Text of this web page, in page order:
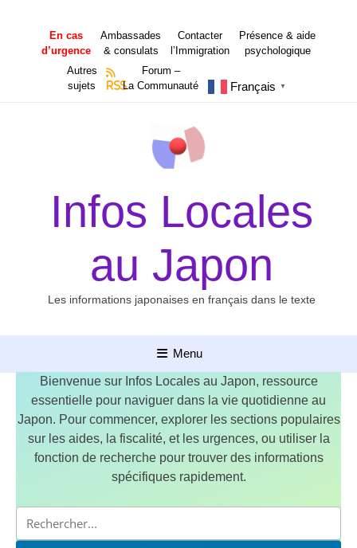
contenu
En cas
d’urgence
Ambassades
& consulats
Contacter
l’Immigration
Présence & aide
psychologique
Autres
sujets
RSS
Forum –
La Communauté
Français ▼
Infos Locales
au Japon
Les informations japonaises en français dans le texte
Menu
Bienvenue sur Infos Locales au Japon, ressource
essentielle pour naviguer dans la vie quotidienne au
Japon. Pour commencer, explorer les sections populaires
sur les aides, la fiscalité, et les urgences, ou utiliser la
fonction de recherche pour trouver des informations
spécifiques rapidement.